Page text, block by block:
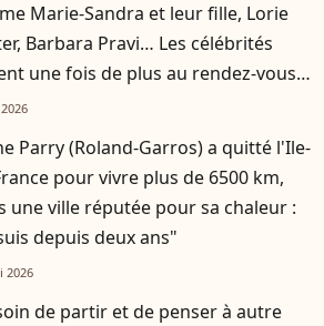
Marie-Sandra et leur fille, Lorie
Barbara Pravi… Les célébrités
une fois de plus au rendez-vous à
Garros
Parry (Roland-Garros) a quitté l'Ile-
pour vivre plus de 6500 km,
une ville réputée pour sa chaleur :
depuis deux ans"
2026
de partir et de penser à autre